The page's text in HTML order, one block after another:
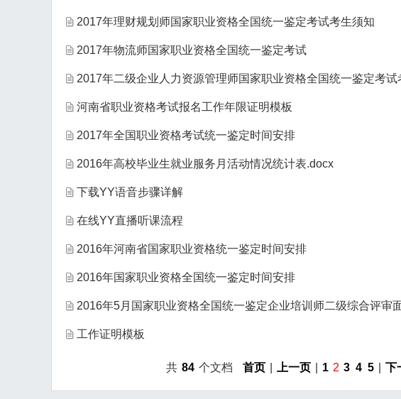
2017年理财规划师国家职业资格全国统一鉴定考试考生须知
2017年物流师国家职业资格全国统一鉴定考试
2017年二级企业人力资源管理师国家职业资格全国统一鉴定考试
河南省职业资格考试报名工作年限证明模板
2017年全国职业资格考试统一鉴定时间安排
2016年高校毕业生就业服务月活动情况统计表.docx
下载YY语音步骤详解
在线YY直播听课流程
2016年河南省国家职业资格统一鉴定时间安排
2016年国家职业资格全国统一鉴定时间安排
2016年5月国家职业资格全国统一鉴定企业培训师二级综合评审
工作证明模板
共 84 个文档 首页 上一页 1 2 3 4 5 下